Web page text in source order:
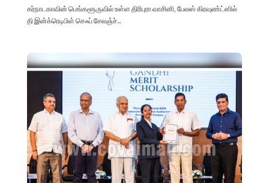
கர்நாடகாவின் பெங்களூருவில் உள்ள திரிபுரா வாசினி, பேலஸ் கிரவுண்ட்ஸில்
தி இன்க்ரெடிபிள் செஃப் சேலஞ்ச்...